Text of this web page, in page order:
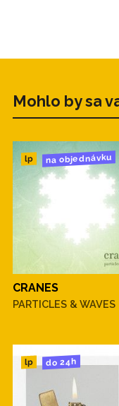
Mohlo by sa
lp na objednávku
CRANES
PARTICLES & WAVES
lp do 24h